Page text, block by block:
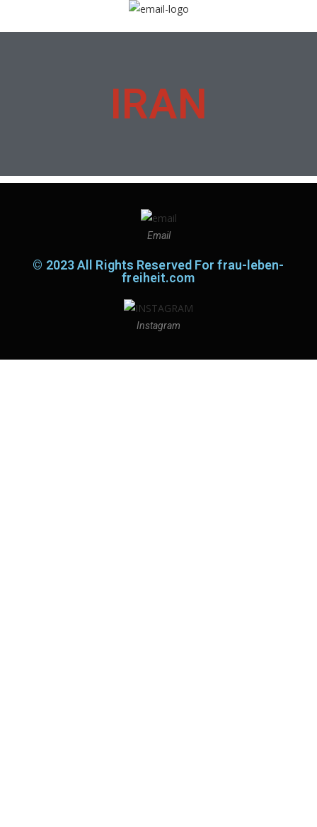
IRAN
Email
© 2023 All Rights Reserved For frau-leben-
freiheit.com
Instagram